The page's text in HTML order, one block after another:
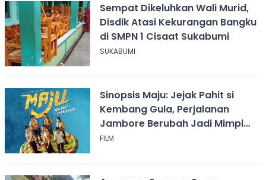
Sempat Dikeluhkan Wali Murid,
Disdik Atasi Kekurangan Bangku
di SMPN 1 Cisaat Sukabumi
SUKABUMI
Sinopsis Maju: Jejak Pahit si
Kembang Gula, Perjalanan
Jambore Berubah Jadi Mimpi
Buruk
FILM